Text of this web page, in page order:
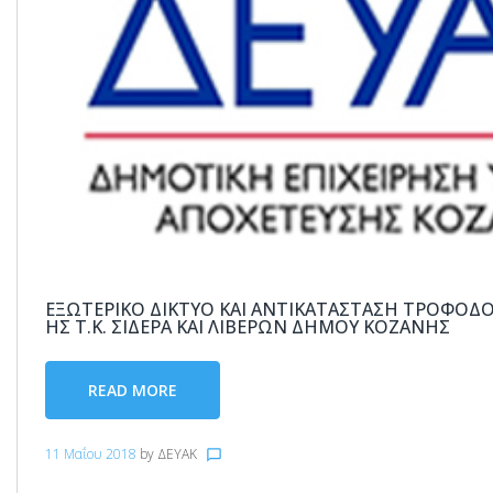
ΕΞΩΤΕΡΙΚΌ ΔΊΚΤΥΟ ΚΑΙ ΑΝΤΙΚΑΤΆΣΤΑΣΗ
ΗΣ Τ.Κ. ΣΙΔΕΡΆ ΚΑΙ ΛΙΒΕΡΏΝ ΔΉΜΟΥ ΚΟΖΆΝΗΣ
READ MORE
11 Μαΐου 2018 by ΔΕΥΑΚ chat_bubble_outline